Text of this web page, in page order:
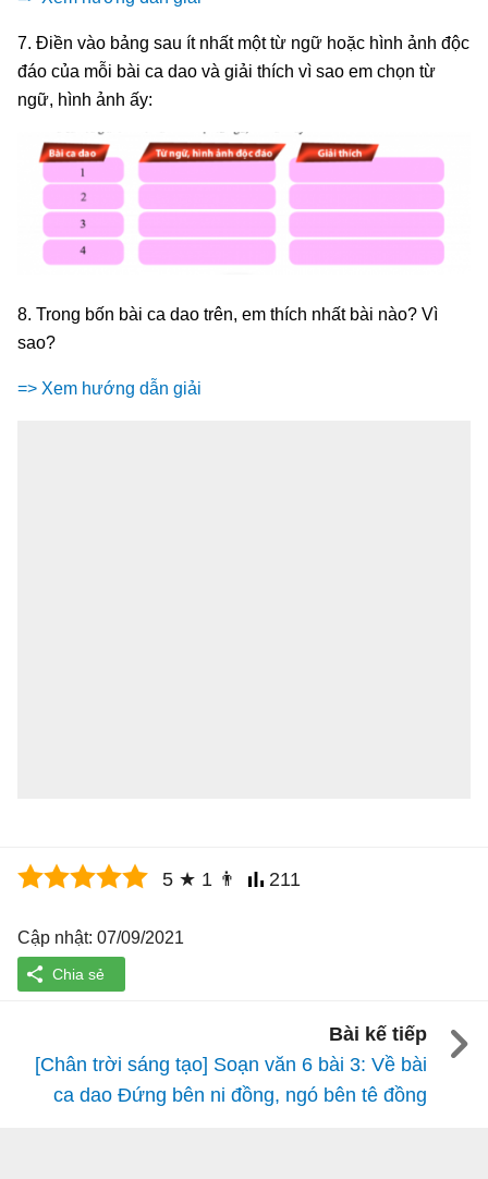
7. Điền vào bảng sau ít nhất một từ ngữ hoặc hình ảnh độc
đáo của mỗi bài ca dao và giải thích vì sao em chọn từ
ngữ, hình ảnh ấy:
8. Trong bốn bài ca dao trên, em thích nhất bài nào? Vì
sao?
=> Xem hướng dẫn giải
5 ★ 1 👨 211
Cập nhật: 07/09/2021
Bài kế tiếp
[Chân trời sáng tạo] Soạn văn 6 bài 3: Về bài
ca dao Đứng bên ni đồng, ngó bên tê đồng